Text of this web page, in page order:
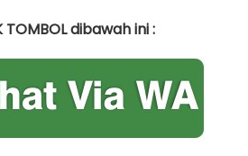
TOMBOL dibawah ini :